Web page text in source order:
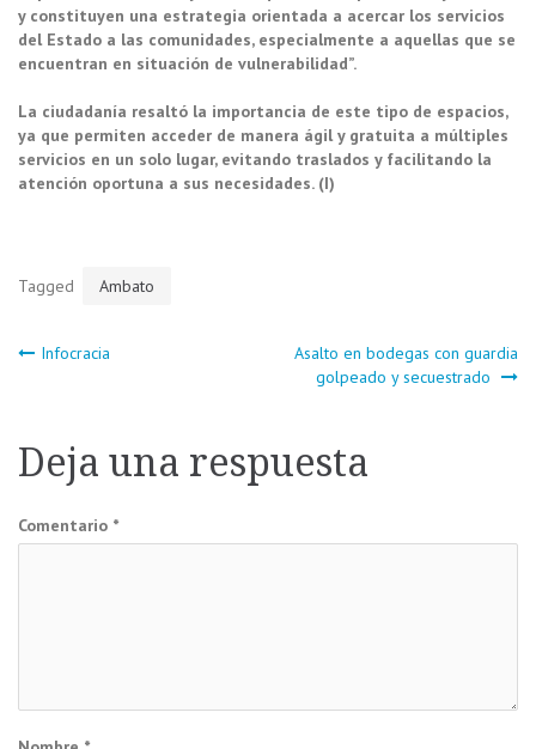
y constituyen una estrategia orientada a acercar los servicios
del Estado a las comunidades, especialmente a aquellas que se
encuentran en situación de vulnerabilidad”.
La ciudadanía resaltó la importancia de este tipo de espacios,
ya que permiten acceder de manera ágil y gratuita a múltiples
servicios en un solo lugar, evitando traslados y facilitando la
atención oportuna a sus necesidades. (I)
Tagged Ambato
Navegación
entradas
Infocracia
Asalto en bodegas con guardia
golpeado y secuestrado
Deja una respuesta
Comentario *